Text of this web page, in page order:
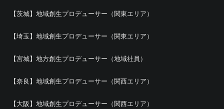
【茨城】地域創生プロデューサー（関東エリア）
【埼玉】地域創生プロデューサー（関東エリア）
【宮城】地方創生プロデューサー（地域社員）
【奈良】地域創生プロデューサー（関西エリア）
【大阪】地域創生プロデューサー（関西エリア）